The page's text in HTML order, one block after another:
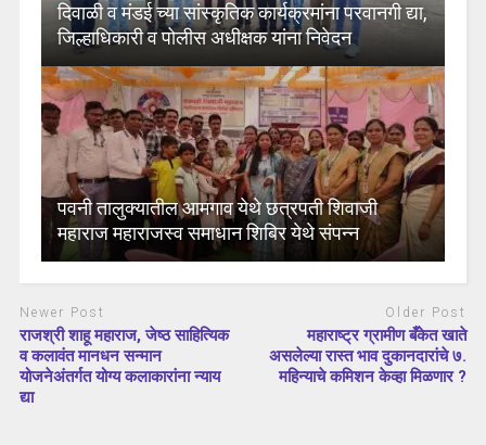
दिवाळी व मंडई च्या सांस्कृतिक कार्यक्रमांना परवानगी द्या,
जिल्हाधिकारी व पोलीस अधीक्षक यांना निवेदन
पवनी तालुक्यातील आमगाव येथे छत्रपती शिवाजी
महाराज महाराजस्व समाधान शिबिर येथे संपन्न
Newer Post
राजश्री शाहू महाराज, जेष्ठ साहित्यिक
व कलावंत मानधन सन्मान
योजनेअंतर्गत योग्य कलाकारांना न्याय
द्या
Older Post
महाराष्ट्र ग्रामीण बँकेत खाते
असलेल्या रास्त भाव दुकानदारांचे ७.
महिन्याचे कमिशन केव्हा मिळणार ?